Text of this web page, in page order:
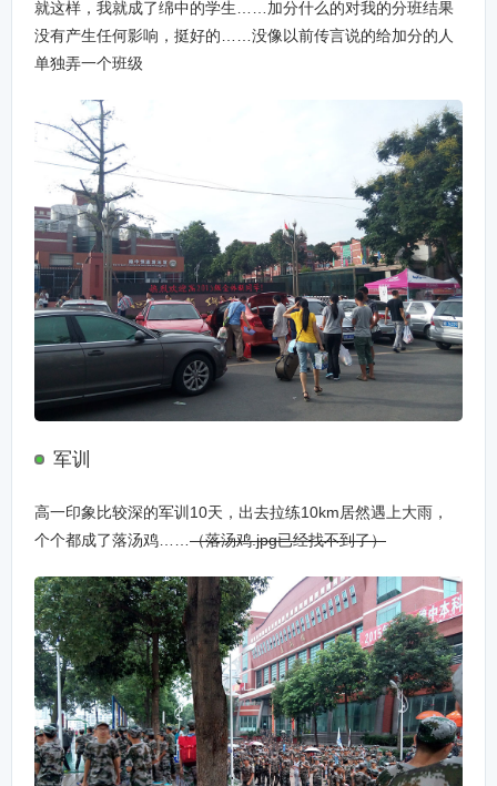
就这样，我就成了绵中的学生……加分什么的对我的分班结果
没有产生任何影响，挺好的……没像以前传言说的给加分的人
单独弄一个班级
军训
高一印象比较深的军训10天，出去拉练10km居然遇上大雨，
个个都成了落汤鸡…… （落汤鸡.jpg已经找不到了）